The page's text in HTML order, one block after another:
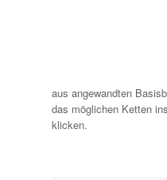
aus angewandten
das möglichen Ketten
klicken.